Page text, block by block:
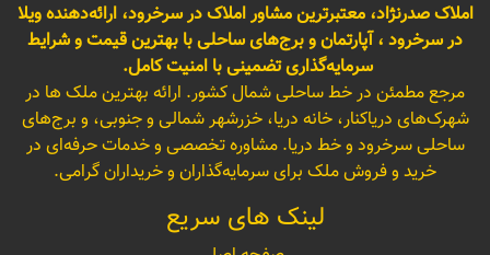
املاک صدرنژاد، معتبرترین مشاور املاک در سرخرود، ارائه‌دهنده ویلا
در سرخرود ، آپارتمان و برج‌های ساحلی با بهترین قیمت و شرایط
سرمایه‌گذاری تضمینی با امنیت کامل.
مرجع مطمئن در خط ساحلی شمال کشور. ارائه بهترین ملک ها در
شهرک‌های دریاکنار، خانه دریا، خزرشهر شمالی و جنوبی، و برج‌های
ساحلی سرخرود و خط دریا. مشاوره تخصصی و خدمات حرفه‌ای در
خرید و فروش ملک برای سرمایه‌گذاران و خریداران گرامی.
لینک های سریع